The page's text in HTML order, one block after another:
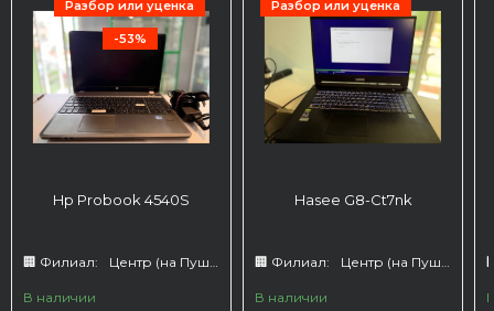
Разбор или уценка
-53%
Hp Probook 4540S
🏢 Филиал: Центр (на Пушкина 66)
В наличии
Разбор или уценка
Hasee G8-Ct7nk
🏢 Филиал: Центр (на Пушкина 66)
В наличии